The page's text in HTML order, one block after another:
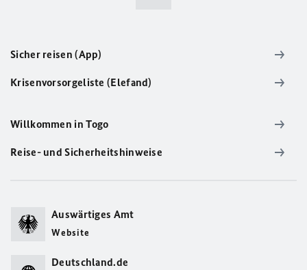
Sicher reisen (App)
Krisenvorsorgeliste (Elefand)
Willkommen in Togo
Reise- und Sicherheitshinweise
Auswärtiges Amt
Website
Deutschland.de